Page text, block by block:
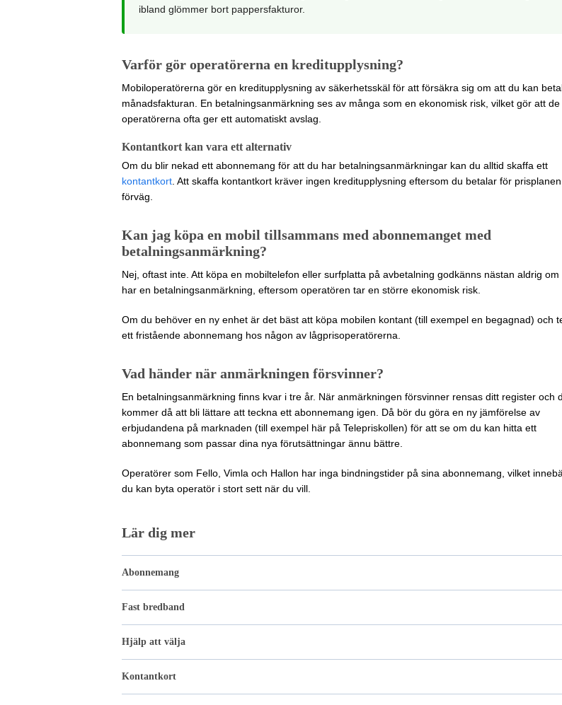
ibland glömmer bort pappersfakturor.
Varför gör operatörerna en kreditupplysning?
Mobiloperatörerna gör en kreditupplysning av säkerhetsskäl för att försäkra sig om att du kan
månadsfakturan. En betalningsanmärkning ses av många som en ekonomisk risk, vilket gör att
operatörerna ofta ger ett automatiskt avslag.
Kontantkort kan vara ett alternativ
Om du blir nekad ett abonnemang för att du har betalningsanmärkningar kan du alltid skaffa ett
kontantkort . Att skaffa kontantkort kräver ingen kreditupplysning eftersom du betalar för
förväg.
Kan jag köpa en mobil tillsammans med abonnemanget med
betalningsanmärkning?
Nej, oftast inte. Att köpa en mobiltelefon eller surfplatta på avbetalning godkänns nästan aldrig om
har en betalningsanmärkning, eftersom operatören tar en större ekonomisk risk.
Om du behöver en ny enhet är det bäst att köpa mobilen kontant (till exempel en begagnad) och
ett fristående abonnemang hos någon av lågprisoperatörerna.
Vad händer när anmärkningen försvinner?
En betalningsanmärkning finns kvar i tre år. När anmärkningen försvinner rensas ditt register och
kommer då att bli lättare att teckna ett abonnemang igen. Då bör du göra en ny jämförelse av
erbjudandena på marknaden (till exempel här på Telepriskollen) för att se om du kan hitta ett
abonnemang som passar dina nya förutsättningar ännu bättre.
Operatörer som Fello, Vimla och Hallon har inga bindningstider på sina abonnemang, vilket
du kan byta operatör i stort sett när du vill.
Lär dig mer
Abonnemang
Fast bredband
Hjälp att välja
Kontantkort